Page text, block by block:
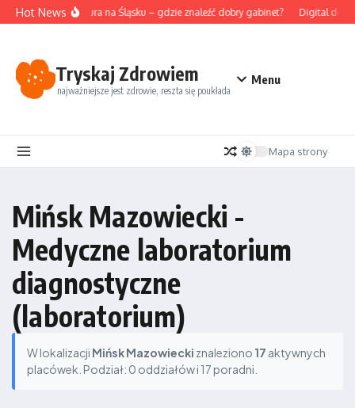
Przejdź do treści
Hot NewsAkupunktura na Śląsku – gdzie znaleźć dobry gabinet? Digital detox
Tryskaj Zdrowiem
najważniejsze jest zdrowie, reszta się poukłada
Menu
Mapa strony
Mińsk Mazowiecki -
Medyczne laboratorium
diagnostyczne
(laboratorium)
W lokalizacji Mińsk Mazowiecki znaleziono 17 aktywnych
placówek. Podział: 0 oddziałów i 17 poradni.